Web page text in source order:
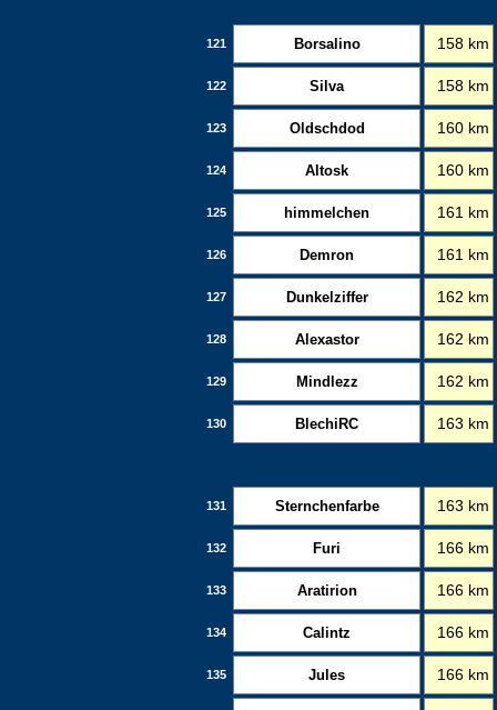
121 Borsalino 158 km
122 Silva 158 km
123 Oldschdod 160 km
124 Altosk 160 km
125 himmelchen 161 km
126 Demron 161 km
127 Dunkelziffer 162 km
128 Alexastor 162 km
129 Mindlezz 162 km
130 BlechiRC 163 km
131 Sternchenfarbe 163 km
132 Furi 166 km
133 Aratirion 166 km
134 Calintz 166 km
135 Jules 166 km